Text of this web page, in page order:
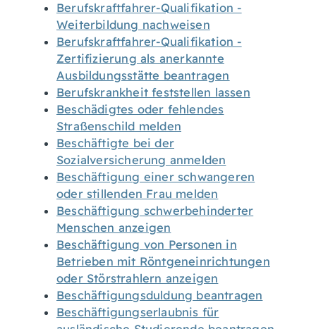
Berufskraftfahrer-Qualifikation -
Weiterbildung nachweisen
Berufskraftfahrer-Qualifikation -
Zertifizierung als anerkannte
Ausbildungsstätte beantragen
Berufskrankheit feststellen lassen
Beschädigtes oder fehlendes
Straßenschild melden
Beschäftigte bei der
Sozialversicherung anmelden
Beschäftigung einer schwangeren
oder stillenden Frau melden
Beschäftigung schwerbehinderter
Menschen anzeigen
Beschäftigung von Personen in
Betrieben mit Röntgeneinrichtungen
oder Störstrahlern anzeigen
Beschäftigungsduldung beantragen
Beschäftigungserlaubnis für